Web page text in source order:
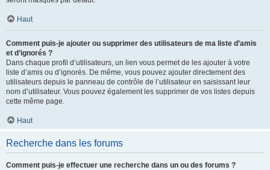
Haut
Comment puis-je ajouter ou supprimer des utilisateurs de ma liste d’amis
et d’ignorés ?
Dans chaque profil d’utilisateurs, un lien vous permet de les ajouter à votre
liste d’amis ou d’ignorés. De même, vous pouvez ajouter directement des
utilisateurs depuis le panneau de contrôle de l’utilisateur en saisissant leur
nom d’utilisateur. Vous pouvez également les supprimer de vos listes depuis
cette même page.
Haut
Recherche dans les forums
Comment puis-je effectuer une recherche dans un ou des forums ?